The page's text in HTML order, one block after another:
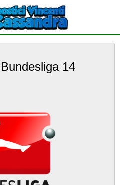
14